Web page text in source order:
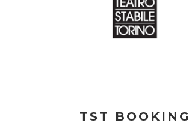
TST BOOKING